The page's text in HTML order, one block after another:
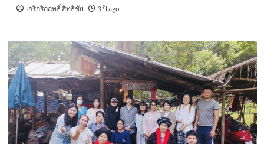
เกริกริกฤทธิ์ สิทธิชัย 3 ปี ago